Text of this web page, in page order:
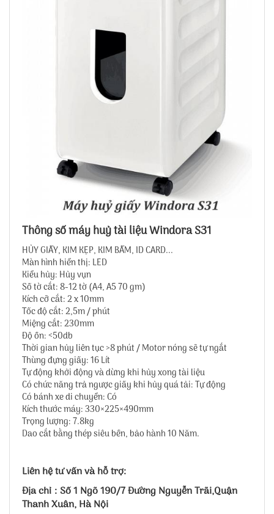
Thông số máy huỷ tài liệu Windora S31
HỦY GIẤY, KIM KẸP, KIM BẤM, ID CARD...
Màn hình hiển thị: LED
Kiểu hủy: Hủy vụn
Số tờ cắt: 8-12 tờ (A4, A5 70 gm)
Kích cỡ cắt: 2 x 10mm
Tốc độ cắt: 2,5m / phút
Miệng cắt: 230mm
Độ ồn: <50db
Thời gian hủy liên tục >8 phút / Motor nóng sẽ tự ngắt
Thùng đựng giấy: 16 Lít
Tự động khởi động và dừng khi hủy xong tài liệu
Có chức năng trả ngược giấy khi hủy quá tải: Tự động
Có bánh xe di chuyển: Có
Kích thước máy: 330×225×490mm
Trọng lượng: 7.8kg
Dao cắt bằng thép siêu bền, bảo hành 10 Năm.
Liên hệ tư vấn và hỗ trợ:
Địa chỉ : Số 1 Ngõ 190/7 Đường Nguyễn Trãi,Quận
Thanh Xuân, Hà Nội